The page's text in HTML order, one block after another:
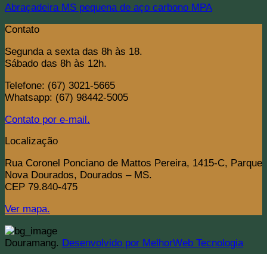
Abraçadeira MS pequena de aço carbono MPA
Contato
Segunda a sexta das 8h às 18.
Sábado das 8h às 12h.
Telefone: (67) 3021-5665
Whatsapp: (67) 98442-5005
Contato por e-mail.
Localização
Rua Coronel Ponciano de Mattos Pereira, 1415-C, Parque
Nova Dourados, Dourados – MS.
CEP 79.840-475
Ver mapa.
Douramang. Desenvolvido por MelhorWeb Tecnologia